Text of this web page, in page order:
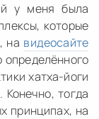
у меня была
которые
на видеосайте
определённого
хатха-йоги
тогда
принципах, на